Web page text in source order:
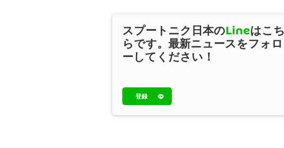
スプートニク日本のLineはこち
らです。最新ニュースをフォロ
ーしてください！
登録